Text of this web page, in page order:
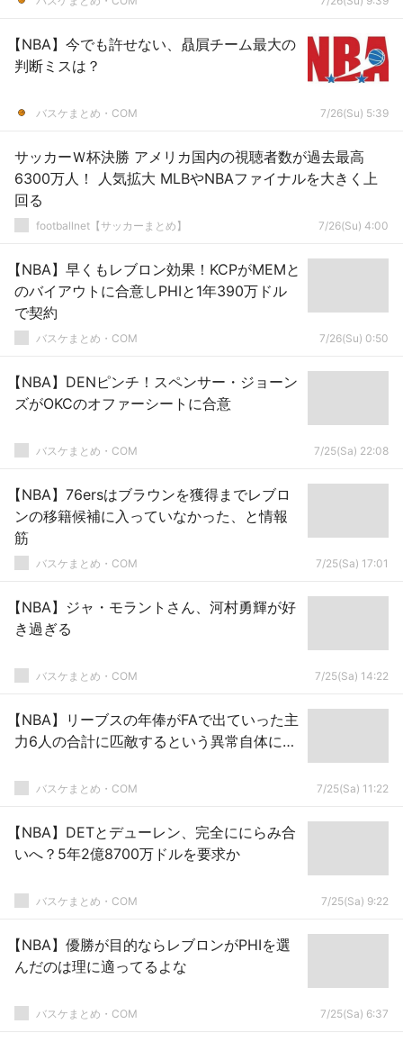
【NBA】今でも許せない、贔屓チーム最大の
判断ミスは？
バスケまとめ・COM 7/26(Su) 5:39
サッカーＷ杯決勝 アメリカ国内の視聴者数が過去最高
6300万人！ 人気拡大 MLBやNBAファイナルを大きく上
回る
footballnet【サッカーまとめ】 7/26(Su) 4:00
【NBA】早くもレブロン効果！KCPがMEMと
のバイアウトに合意しPHIと1年390万ドル
で契約
バスケまとめ・COM 7/26(Su) 0:50
【NBA】DENピンチ！スペンサー・ジョーン
ズがOKCのオファーシートに合意
バスケまとめ・COM 7/25(Sa) 22:08
【NBA】76ersはブラウンを獲得までレブロ
ンの移籍候補に入っていなかった、と情報
筋
バスケまとめ・COM 7/25(Sa) 17:01
【NBA】ジャ・モラントさん、河村勇輝が好
き過ぎる
バスケまとめ・COM 7/25(Sa) 14:22
【NBA】リーブスの年俸がFAで出ていった主
力6人の合計に匹敵するという異常自体に…
バスケまとめ・COM 7/25(Sa) 11:22
【NBA】DETとデューレン、完全ににらみ合
いへ？5年2億8700万ドルを要求か
バスケまとめ・COM 7/25(Sa) 9:22
【NBA】優勝が目的ならレブロンがPHIを選
んだのは理に適ってるよな
バスケまとめ・COM 7/25(Sa) 6:37